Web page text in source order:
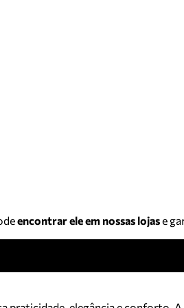
encontrar ele em nossas lojase